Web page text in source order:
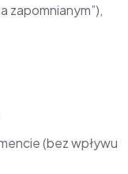
zapomnianym”),
(bez wpływu